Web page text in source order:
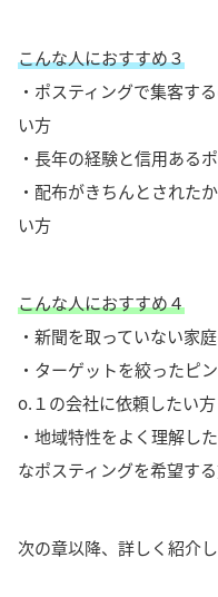
こんな人におすすめ３
・ポスティングで集客す
い方
・長年の経験と信用ある
・配布がきちんとされた
い方
こんな人におすすめ４
・新聞を取っていない家
・ターゲットを絞ったピ
o.１の会社に依頼したい方
・地域特性をよく理解し
なポスティングを希望す
次の章以降、詳しく紹介し